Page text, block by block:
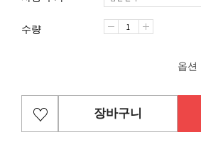
수량
옵션
장바구니